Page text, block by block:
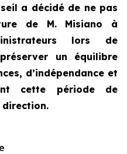
a décidé de ne pas
de M. Misiano à
lors de
un équilibre
d’indépendance et
cette période de